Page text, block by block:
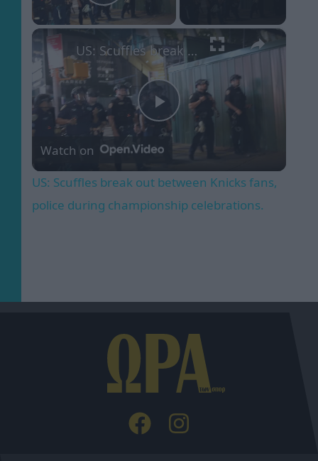
Play Video
×
Play
US: Scuffles break out between Knicks fans, police during championship celebrations.
Watch on
US: Scuffles break out between Knicks fans,
police during championship celebrations.